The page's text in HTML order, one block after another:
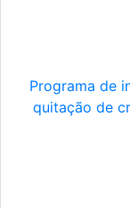
Programa de
quitação de